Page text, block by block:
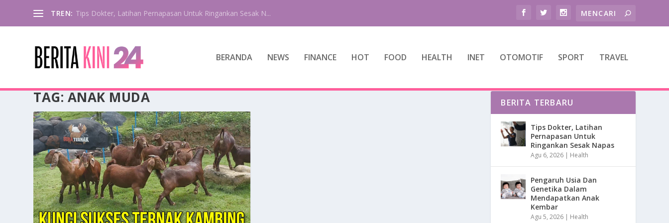
TREN: Tips Dokter, Latihan Pernapasan Untuk Ringankan Sesak N...
BERANDA NEWS FINANCE HOT FOOD HEALTH INET OTOMOTIF SPORT TRAVEL
TAG: ANAK MUDA BERITA TERBARU
Tips Dokter, Latihan
Pernapasan Untuk
Ringankan Sesak Napas
Agu 6, 2026 | Health
Pengaruh Usia Dan
Genetika Dalam
Mendapatkan Anak
Kembar
Agu 5, 2026 | Health